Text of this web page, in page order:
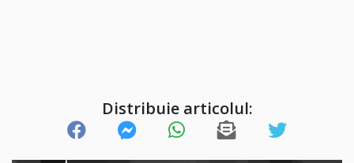
Distribuie articolul: